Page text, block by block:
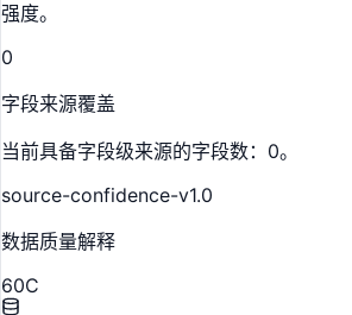
强度。
0
字段来源覆盖
当前具备字段级来源的字段数：0。
source-confidence-v1.0
数据质量解释
60C